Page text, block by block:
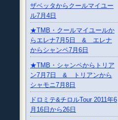
ザベッタからクールマイユー
ル7月4日
★TMB・クールマイユールか
らエレナ7月5日 & エレナ
からシャンペ7月6日
★TMB・シャンペからトリア
ン7月7日 & トリアンから
シャモニ7月8日
ドロミテ&チロルTour 2011年6
月16日から26日